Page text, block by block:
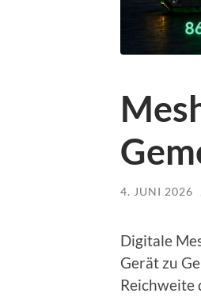
4. JUNI 2026
Digitale
Gerät zu
Reichweite